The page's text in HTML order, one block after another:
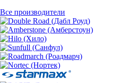
Все производители